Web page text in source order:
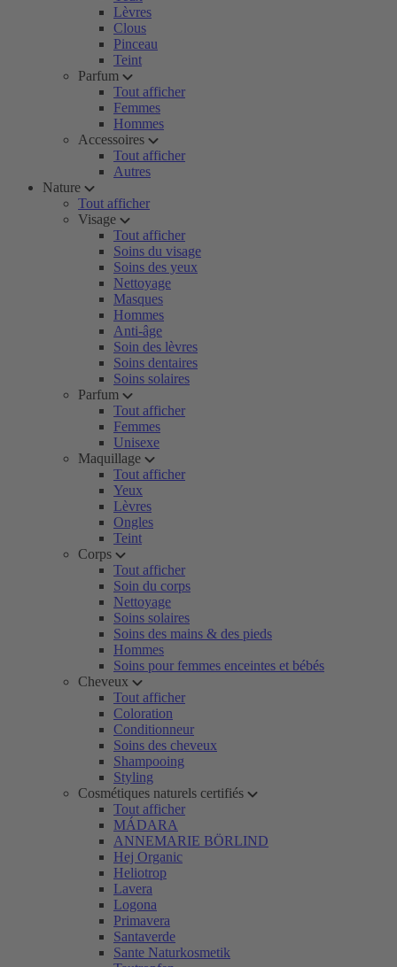
Lèvres
Clous
Pinceau
Teint
Parfum
Tout afficher
Femmes
Hommes
Accessoires
Tout afficher
Autres
Nature
Tout afficher
Visage
Tout afficher
Soins du visage
Soins des yeux
Nettoyage
Masques
Hommes
Anti-âge
Soin des lèvres
Soins dentaires
Soins solaires
Parfum
Tout afficher
Femmes
Unisexe
Maquillage
Tout afficher
Yeux
Lèvres
Ongles
Teint
Corps
Tout afficher
Soin du corps
Nettoyage
Soins solaires
Soins des mains & des pieds
Hommes
Soins pour femmes enceintes et bébés
Cheveux
Tout afficher
Coloration
Conditionneur
Soins des cheveux
Shampooing
Styling
Cosmétiques naturels certifiés
Tout afficher
MÁDARA
ANNEMARIE BÖRLIND
Hej Organic
Heliotrop
Lavera
Logona
Primavera
Santaverde
Sante Naturkosmetik